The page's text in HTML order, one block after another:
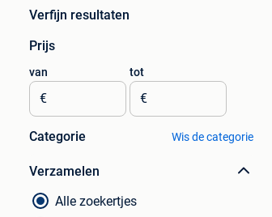
Verfijn resultaten
Prijs
van
€
tot
€
Categorie Wis de categorie
Verzamelen
Alle zoekertjes